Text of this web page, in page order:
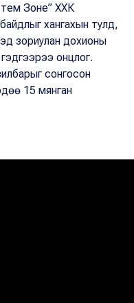
Зоне” ХХК
хангахын тулд,
зориулан дохионы
онцлог.
сонгосон
15 мянган